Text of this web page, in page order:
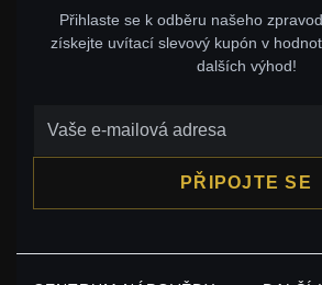
Přihlaste se k odběru našeho
získejte uvítací slevový kupón v
dalších výhod!
PŘIPOJTE SE